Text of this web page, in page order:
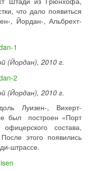
что дало появиться
, Йордан-, Альбрехт-
(Йордан), 2010 г.
(Йордан), 2010 г.
Луизен-, Вихерт-
был построен «Порт
состава,
этого появились
штрассе.